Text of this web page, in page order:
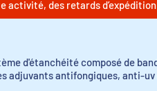
activité, des retards
d'étanchéité composé de
adjuvants antifongiques, anti-